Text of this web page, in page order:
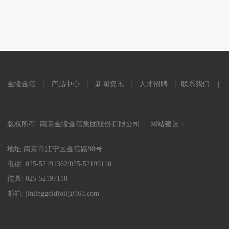
金陵金箔 产品中心 新闻资讯 人才招聘 丨联系我们
版权所有: 南京金陵金箔集团股份有限公司 网站建设：
地址:南京市江宁区金箔路98号
电话:025-52191362/025-52199110
传真: 025-52197110
邮箱: jinlinggoldfoil@163.com